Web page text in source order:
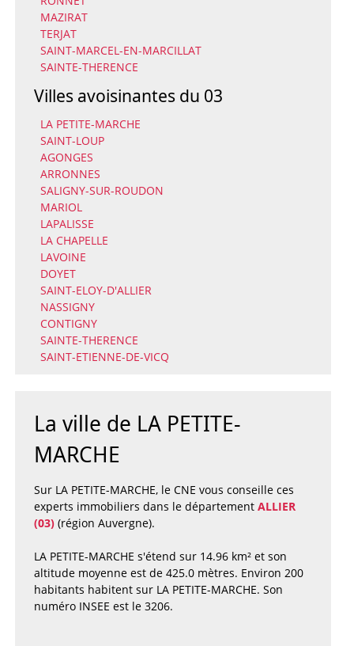
MAZIRAT
TERJAT
SAINT-MARCEL-EN-MARCILLAT
SAINTE-THERENCE
Villes avoisinantes du 03
LA PETITE-MARCHE
SAINT-LOUP
AGONGES
ARRONNES
SALIGNY-SUR-ROUDON
MARIOL
LAPALISSE
LA CHAPELLE
LAVOINE
DOYET
SAINT-ELOY-D'ALLIER
NASSIGNY
CONTIGNY
SAINTE-THERENCE
SAINT-ETIENNE-DE-VICQ
La ville de LA PETITE-
MARCHE
Sur LA PETITE-MARCHE, le CNE vous conseille ces
experts immobiliers dans le département ALLIER
(03)(région Auvergne).
LA PETITE-MARCHE s'étend sur 14.96 km² et son
altitude moyenne est de 425.0 mètres. Environ 200
habitants habitent sur LA PETITE-MARCHE. Son
numéro INSEE est le 3206.